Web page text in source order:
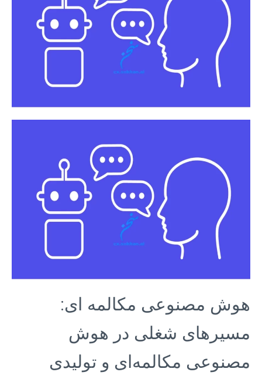
هوش مصنوعی مکالمه ای:
مسیرهای شغلی در هوش
مصنوعی مکالمه‌ای و تولیدی